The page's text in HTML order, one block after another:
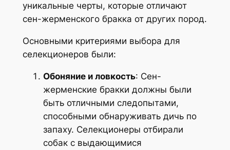
уникальные черты, которые отличают
сен-жерменского бракка от других пород.
Основными критериями выбора для
селекционеров были:
Обоняние и ловкость: Сен-
жерменские бракки должны были
быть отличными следопытами,
способными обнаруживать дичь по
запаху. Селекционеры отбирали
собак с выдающимися